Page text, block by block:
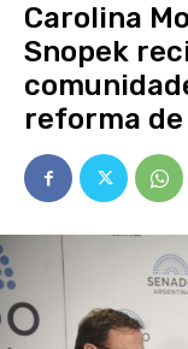
Carolina
Snopek
reforma